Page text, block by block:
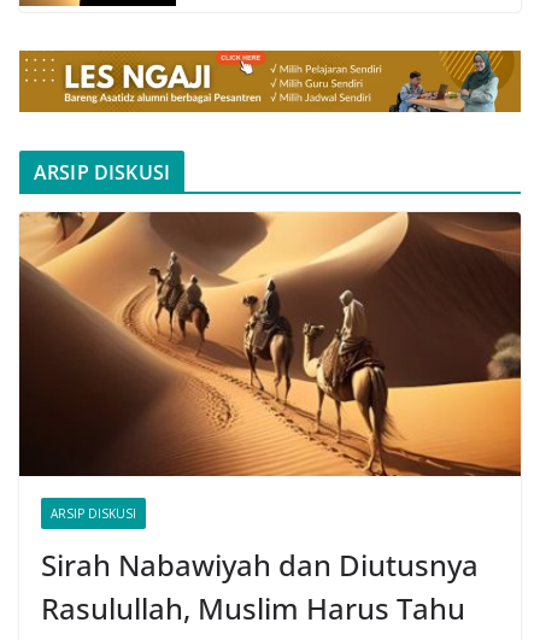
ARSIP DISKUSI
ARSIP DISKUSI
Sirah Nabawiyah dan Diutusnya
Rasulullah, Muslim Harus Tahu